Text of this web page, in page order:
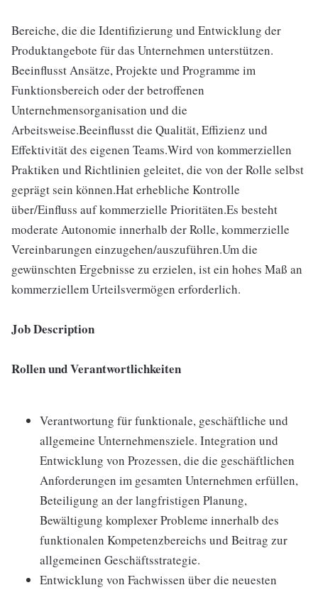
Bereiche, die die Identifizierung und Entwicklung der
Produktangebote für das Unternehmen unterstützen.
Beeinflusst Ansätze, Projekte und Programme im
Funktionsbereich oder der betroffenen
Unternehmensorganisation und die
Arbeitsweise.Beeinflusst die Qualität, Effizienz und
Effektivität des eigenen Teams.Wird von kommerziellen
Praktiken und Richtlinien geleitet, die von der Rolle selbst
geprägt sein können.Hat erhebliche Kontrolle
über/Einfluss auf kommerzielle Prioritäten.Es besteht
moderate Autonomie innerhalb der Rolle, kommerzielle
Vereinbarungen einzugehen/auszuführen.Um die
gewünschten Ergebnisse zu erzielen, ist ein hohes Maß an
kommerziellem Urteilsvermögen erforderlich.
Job Description
Rollen und Verantwortlichkeiten
Verantwortung für funktionale, geschäftliche und
allgemeine Unternehmensziele. Integration und
Entwicklung von Prozessen, die die geschäftlichen
Anforderungen im gesamten Unternehmen erfüllen,
Beteiligung an der langfristigen Planung,
Bewältigung komplexer Probleme innerhalb des
funktionalen Kompetenzbereichs und Beitrag zur
allgemeinen Geschäftsstrategie.
Entwicklung von Fachwissen über die neuesten